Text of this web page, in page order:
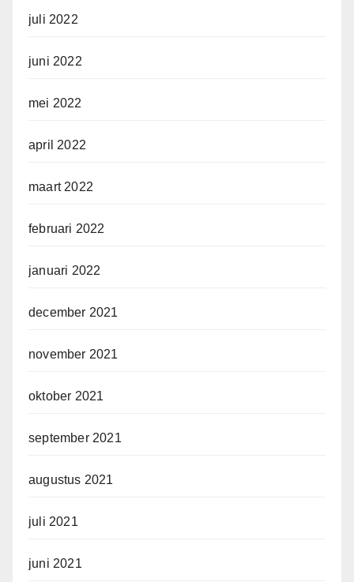
juli 2022
juni 2022
mei 2022
april 2022
maart 2022
februari 2022
januari 2022
december 2021
november 2021
oktober 2021
september 2021
augustus 2021
juli 2021
juni 2021